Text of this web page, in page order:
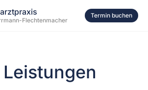
Flechtenmacher
Termin buchen